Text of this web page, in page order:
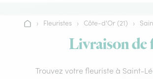
Accueil
› Fleuristes › Côte-d'Or (21) ›
Livraison de
Trouvez votre fleuriste à Saint-